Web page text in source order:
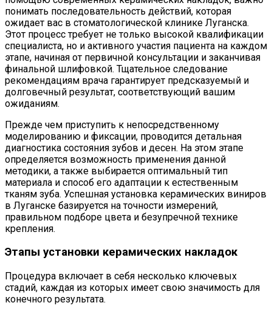
понимать последовательность действий, которая
ожидает вас в стоматологической клинике Луганска.
Этот процесс требует не только высокой квалификации
специалиста, но и активного участия пациента на каждом
этапе, начиная от первичной консультации и заканчивая
финальной шлифовкой. Тщательное следование
рекомендациям врача гарантирует предсказуемый и
долговечный результат, соответствующий вашим
ожиданиям.
Прежде чем приступить к непосредственному
моделированию и фиксации, проводится детальная
диагностика состояния зубов и десен. На этом этапе
определяется возможность применения данной
методики, а также выбирается оптимальный тип
материала и способ его адаптации к естественным
тканям зуба. Успешная установка керамических виниров
в Луганске базируется на точности измерений,
правильном подборе цвета и безупречной технике
крепления.
Этапы установки керамических накладок
Процедура включает в себя несколько ключевых
стадий, каждая из которых имеет свою значимость для
конечного результата.